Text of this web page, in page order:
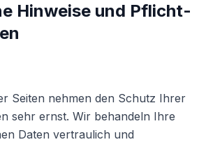
Hinweise und Pflicht­
Seiten nehmen den Schutz Ihrer
sehr ernst. Wir behandeln Ihre
Daten vertraulich und